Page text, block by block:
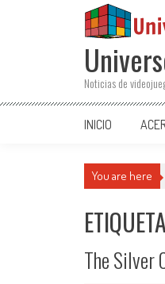
Noticias de
INICIO
You are here
The Silver